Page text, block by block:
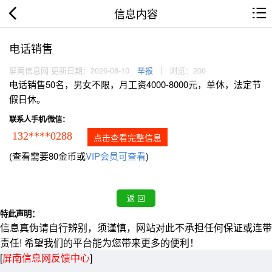
信息内容
电话销售
屏南信息网 更新日期：2026-08-10 举报 浏览：206
电话销售50名，男女不限，月工资4000-8000元，单休，法定节
假日休。
联系人手机/微信：
132****0288 点击查看完整信息
(查看需要80金币或VIP会员可查看)
特此声明：
信息真伪请自行辨别，须谨慎，网站对此不承担任何保证或连带
责任! 希望我们的平台能为您带来更多的便利！
[屏南信息网反馈中心]